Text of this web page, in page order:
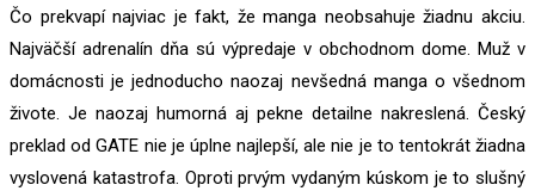
Čo prekvapí najviac je fakt, že manga neobsahuje žiadnu akciu.
Najväčší adrenalín dňa sú výpredaje v obchodnom dome. Muž v
domácnosti je jednoducho naozaj nevšedná manga o všednom
živote. Je naozaj humorná aj pekne detailne nakreslená. Český
preklad od GATE nie je úplne najlepší, ale nie je to tentokrát žiadna
vyslovená katastrofa. Oproti prvým vydaným kúskom je to slušný